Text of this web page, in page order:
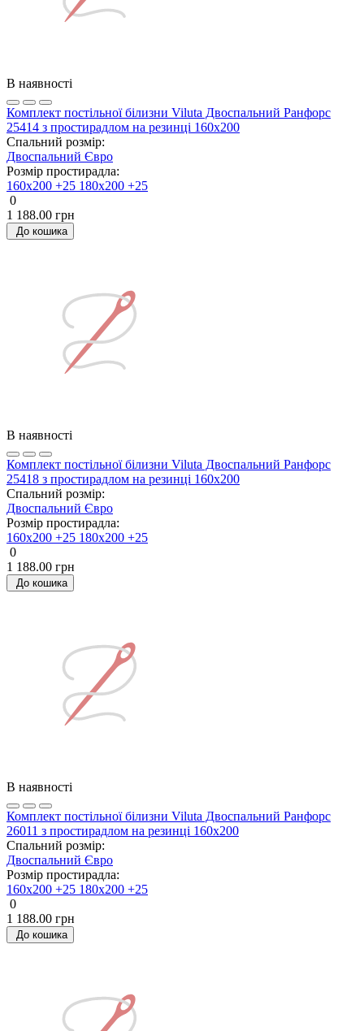
В наявності
Комплект постільної білизни Viluta Двоспальний Ранфорс
25414 з простирадлом на резинці 160х200
Спальний розмір:
Двоспальний Євро
Розмір простирадла:
160х200 +25 180х200 +25
0
1 188.00 грн
До кошика
В наявності
Комплект постільної білизни Viluta Двоспальний Ранфорс
25418 з простирадлом на резинці 160х200
Спальний розмір:
Двоспальний Євро
Розмір простирадла:
160х200 +25 180х200 +25
0
1 188.00 грн
До кошика
В наявності
Комплект постільної білизни Viluta Двоспальний Ранфорс
26011 з простирадлом на резинці 160х200
Спальний розмір:
Двоспальний Євро
Розмір простирадла:
160х200 +25 180х200 +25
0
1 188.00 грн
До кошика